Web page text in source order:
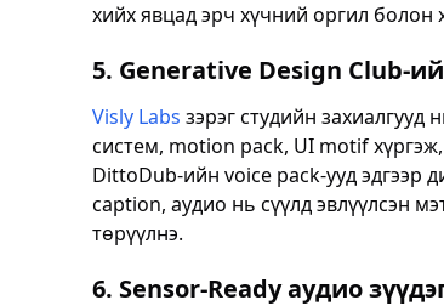
хийх явцад эрч хүчний оргил
5. Generative Design Club-
Visly Labs зэрэг студийн
систем, motion pack, UI motif
DittoDub-ийн voice pack-ууд эдгээр
caption, аудио нь сүүлд эвлүүлсэн
төрүүлнэ.
6. Sensor-Ready аудио